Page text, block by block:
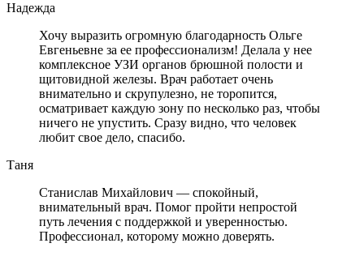
Надежда
Хочу выразить огромную благодарность Ольге
Евгеньевне за ее профессионализм! Делала у нее
комплексное УЗИ органов брюшной полости и
щитовидной железы. Врач работает очень
внимательно и скрупулезно, не торопится,
осматривает каждую зону по несколько раз, чтобы
ничего не упустить. Сразу видно, что человек
любит свое дело, спасибо.
Таня
Станислав Михайлович — спокойный,
внимательный врач. Помог пройти непростой
путь лечения с поддержкой и уверенностью.
Профессионал, которому можно доверять.